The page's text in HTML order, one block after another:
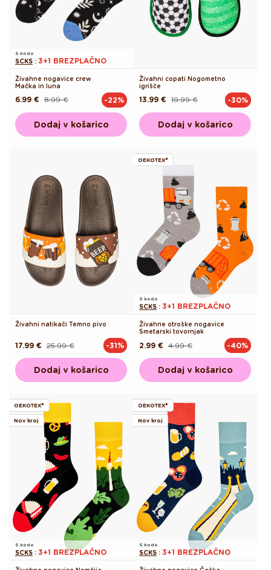
S kodo
SCKS : 3+1 BREZPLAČNO
Živahne nogavice crew
Mačka in luna
Redna 8.99 €
Akcijska
6.99 € -22%
Dodaj v košarico
Živahni copati Nogometno
igrišče
Redna
19.99 €
Akcijska
13.99 € -30%
Dodaj v košarico
Živahni natikači Temno pivo
Redna
25.99 €
Akcijska
17.99 € -31%
Dodaj v košarico
OEKOTEX®
S kodo
SCKS : 3+1 BREZPLAČNO
Živahne otroške nogavice
Smetarski tovornjak
Redna 4.99 €
Akcijska
2.99 € -40%
Dodaj v košarico
OEKOTEX®
Nov kroj
S kodo
SCKS : 3+1 BREZPLAČNO
OEKOTEX®
Nov kroj
S kodo
SCKS : 3+1 BREZPLAČNO